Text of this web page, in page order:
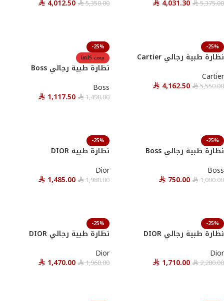
⃁5,375.00
⃁ 4,031.30
⃁5,350.00
⃁ 4,012.50
-25%
نظارة طبية رجالي Cartier
Cartier
⃁5,550.00
⃁ 4,162.50
-25%
بيعت كلها
نظارة طبية رجالي Boss
Boss
⃁1,490.00
⃁ 1,117.50
-25%
نظارة طبية رجالي Boss
Boss
⃁1,000.00
⃁ 750.00
-25%
نظارة طبية DIOR
Dior
⃁1,980.00
⃁ 1,485.00
-25%
نظارة طبية رجالي DIOR
Dior
⃁2,280.00
⃁ 1,710.00
-25%
نظارة طبية رجالي DIOR
Dior
⃁1,960.00
⃁ 1,470.00